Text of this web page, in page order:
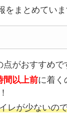
をまとめていま
点がおすすめで
間以上前に着く
レが少ないの